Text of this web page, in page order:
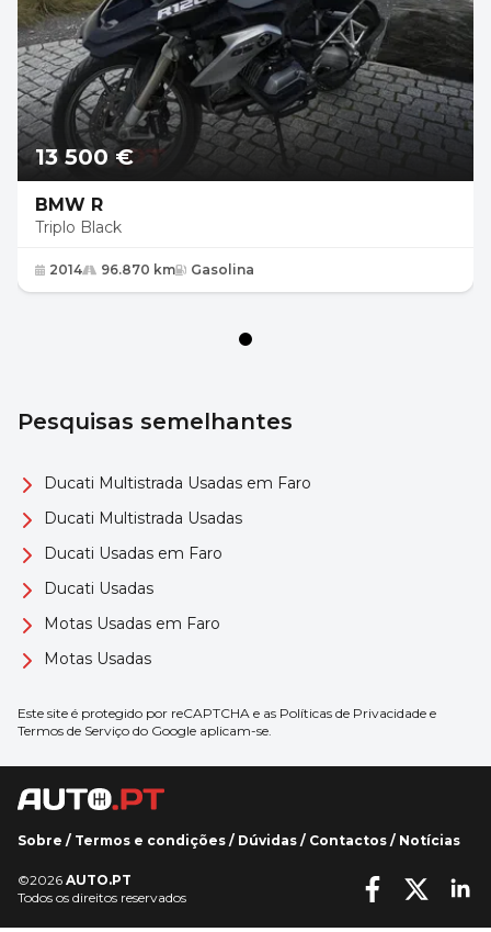
13 500 €
BMW R
Triplo Black
2014 96.870 km Gasolina
Pesquisas semelhantes
Ducati Multistrada Usadas em Faro
Ducati Multistrada Usadas
Ducati Usadas em Faro
Ducati Usadas
Motas Usadas em Faro
Motas Usadas
Este site é protegido por reCAPTCHA e as Políticas de Privacidade e
Termos de Serviço do Google aplicam-se.
Sobre / Termos e condições / Dúvidas / Contactos / Notícias
©2026 AUTO.PT
Todos os direitos reservados